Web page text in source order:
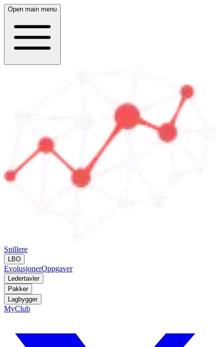
Open main menu
Spillere
LBO
EvolusjonerOppgaver
Ledertavler
Pakker
Lagbygger
MyClub